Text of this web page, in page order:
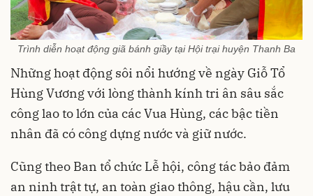
Trình diễn hoạt động giã bánh giầy tại Hội trại huyện Thanh Ba
Những hoạt động sôi nổi hướng về ngày Giỗ Tổ
Hùng Vương với lòng thành kính tri ân sâu sắc
công lao to lớn của các Vua Hùng, các bậc tiền
nhân đã có công dựng nước và giữ nước.
Cũng theo Ban tổ chức Lễ hội, công tác bảo đảm
an ninh trật tự, an toàn giao thông, hậu cần, lưu